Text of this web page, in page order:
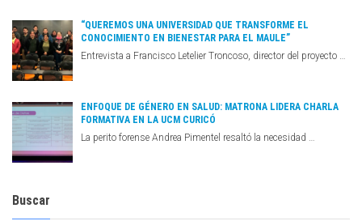
“QUEREMOS UNA UNIVERSIDAD QUE TRANSFORME EL
CONOCIMIENTO EN BIENESTAR PARA EL MAULE”
Entrevista a Francisco Letelier Troncoso, director del proyecto …
ENFOQUE DE GÉNERO EN SALUD: MATRONA LIDERA CHARLA
FORMATIVA EN LA UCM CURICÓ
La perito forense Andrea Pimentel resaltó la necesidad …
Buscar